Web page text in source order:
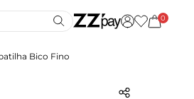
0
Bico Fino